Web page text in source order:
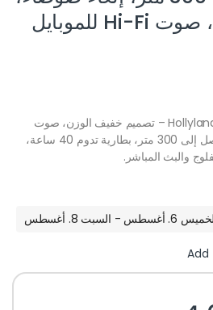
بطارية 40 ساعة، صوت Hi-Fi للموبايل
ميكروفون لاسلكي Hollyland Lark M2 – تصميم خفيف الوزن، صوت
بدقة 48kHz/24-bit، مدى يصل إلى 300 متر، بطارية تدوم 40 ساعة،
والبث المباشر.
8. أغسطس
Add